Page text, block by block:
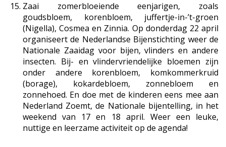
Zaai zomerbloeiende eenjarigen, zoals
goudsbloem, korenbloem, juffertje-in-’t-groen
(Nigella), Cosmea en Zinnia. Op donderdag 22 april
organiseert de Nederlandse Bijenstichting weer de
Nationale Zaaidag voor bijen, vlinders en andere
insecten. Bij- en vlindervriendelijke bloemen zijn
onder andere korenbloem, komkommerkruid
(borage), kokardebloem, zonnebloem en
zonnehoed. En doe met de kinderen eens mee aan
Nederland Zoemt, de Nationale bijentelling, in het
weekend van 17 en 18 april. Weer een leuke,
nuttige en leerzame activiteit op de agenda!